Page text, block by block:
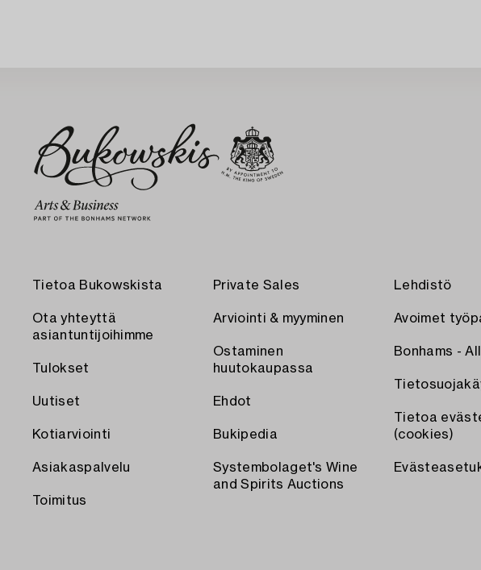
Tietoa Bukowskista
Ota yhteyttä
asiantuntijoihimme
Tulokset
Uutiset
Kotiarviointi
Asiakaspalvelu
Toimitus
Private Sales
Arviointi & myyminen
Ostaminen
huutokaupassa
Ehdot
Bukipedia
Systembolaget's Wine
and Spirits Auctions
Lehdistö
Avoimet
Bonhams -
Tietoa
(cookies)